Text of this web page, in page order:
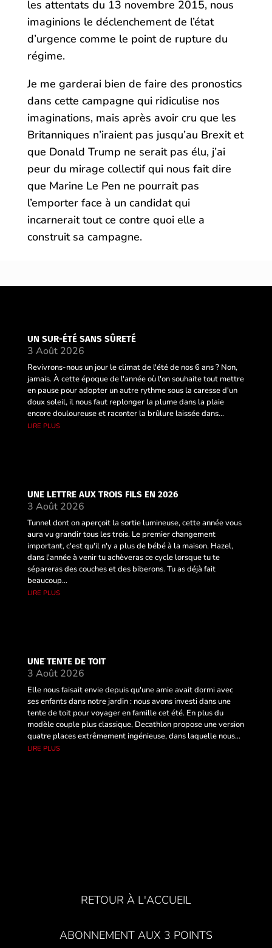
les attentats du 13 novembre 2015, nous
imaginions le déclenchement de l’état
d’urgence comme le point de rupture du
régime.
Je me garderai bien de faire des pronostics
dans cette campagne qui ridiculise nos
imaginations, mais après avoir cru que les
Britanniques n’iraient pas jusqu’au Brexit et
que Donald Trump ne serait pas élu, j’ai
peur du mirage collectif qui nous fait dire
que Marine Le Pen ne pourrait pas
l’emporter face à un candidat qui
incarnerait tout ce contre quoi elle a
construit sa campagne.
UN SUR-ÉTÉ SANS SÛRETÉ
3 Août 2026
Revivrons-nous un jour le climat de l'été de nos 6 ans ? Non,
jamais. À cette époque de l'année où l'on souhaite tout mettre
en pause pour adopter un autre rythme sous la caresse d'un
doux soleil, il nous faut replonger la plume dans la plaie
encore douloureuse et raconter la brûlure laissée dans...
lire plus
UNE LETTRE AUX TROIS FILS EN 2026
3 Août 2026
Tunnel dont on aperçoit la sortie lumineuse, cette année vous
aura vu grandir tous les trois. Le premier changement
important, c'est qu'il n'y a plus de bébé à la maison. Hazel,
dans l'année à venir tu achèveras ce cycle lorsque tu te
sépareras des couches et des biberons. Tu as déjà fait
beaucoup...
lire plus
UNE TENTE DE TOIT
3 Août 2026
Elle nous faisait envie depuis qu'une amie avait dormi avec
ses enfants dans notre jardin : nous avons investi dans une
tente de toit pour voyager en famille cet été. En plus du
modèle couple plus classique, Decathlon propose une version
quatre places extrêmement ingénieuse, dans laquelle nous...
lire plus
RETOUR À L'ACCUEIL
ABONNEMENT AUX 3 POINTS